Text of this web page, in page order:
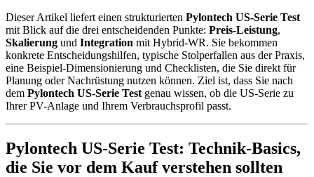
Dieser Artikel liefert einen strukturierten Pylontech US-Serie Test
mit Blick auf die drei entscheidenden Punkte: Preis-Leistung,
Skalierung und Integration mit Hybrid-WR. Sie bekommen
konkrete Entscheidungshilfen, typische Stolperfallen aus der Praxis,
eine Beispiel-Dimensionierung und Checklisten, die Sie direkt für
Planung oder Nachrüstung nutzen können. Ziel ist, dass Sie nach
dem Pylontech US-Serie Test genau wissen, ob die US-Serie zu
Ihrer PV-Anlage und Ihrem Verbrauchsprofil passt.
Pylontech US-Serie Test: Technik-Basics,
die Sie vor dem Kauf verstehen sollten